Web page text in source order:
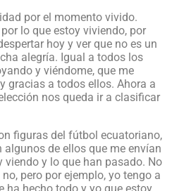
por el momento vivido.
lo que estoy viviendo, por
hoy y ver que no es un
alegría. Igual a todos los
y viéndome, que me
gracias a todos ellos. Ahora a
nos queda ir a clasificar
figuras del fútbol ecuatoriano,
algunos de ellos que me envían
viendo y lo que han pasado. No
pero por ejemplo, yo tengo a